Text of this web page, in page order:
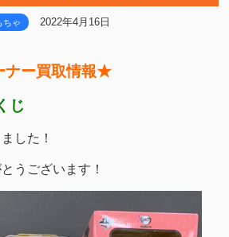
ちゃ 2022年4月16日
ナー買取情報★
じ
した！
うございます！